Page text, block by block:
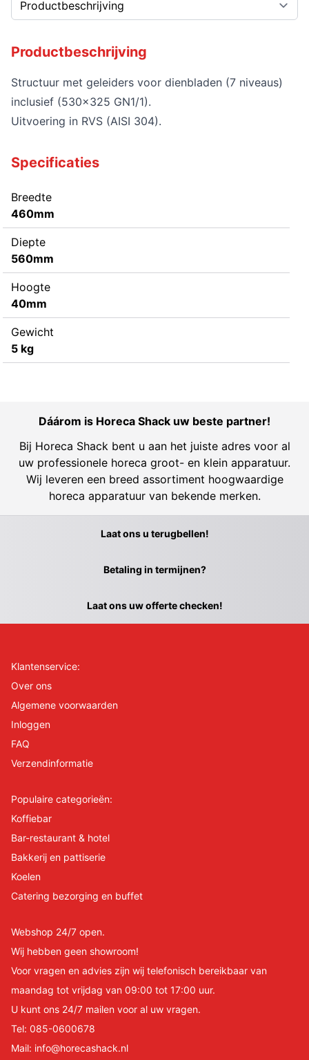
Productbeschrijving
Structuur met geleiders voor dienbladen (7 niveaus)
inclusief (530x325 GN1/1).
Uitvoering in RVS (AISI 304).
Specificaties
Breedte
460mm
Diepte
560mm
Hoogte
40mm
Gewicht
5 kg
Dáárom is Horeca Shack uw beste partner!
Bij Horeca Shack bent u aan het juiste adres voor al
uw professionele horeca groot- en klein apparatuur.
Wij leveren een breed assortiment hoogwaardige
horeca apparatuur van bekende merken.
Laat ons u terugbellen!
Betaling in termijnen?
Laat ons uw offerte checken!
Klantenservice:
Over ons
Algemene voorwaarden
Inloggen
FAQ
Verzendinformatie
Populaire categorieën:
Koffiebar
Bar-restaurant & hotel
Bakkerij en pattiserie
Koelen
Catering bezorging en buffet
Webshop 24/7 open.
Wij hebben geen showroom!
Voor vragen en advies zijn wij telefonisch bereikbaar van
maandag tot vrijdag van 09:00 tot 17:00 uur.
U kunt ons 24/7 mailen voor al uw vragen.
Tel: 085-0600678
Mail: info@horecashack.nl